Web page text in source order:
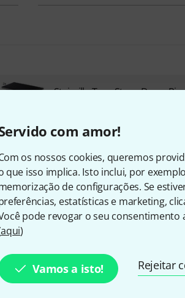
com amor!
os nossos cookies, queremos
que isso implica. Isto inclui, por
de configurações. Se
estatísticas e marketing,
pode revogar o seu
aqui)
Vamos a isto! Rejeitar
Stairville Tour Stage Drum
Stairville Tour Stage Drum
€ 1.699